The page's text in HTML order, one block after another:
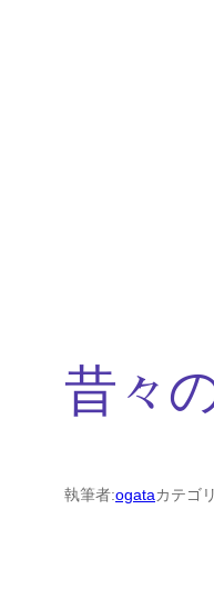
昔々
執筆者:ogataカテゴ